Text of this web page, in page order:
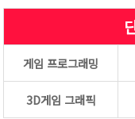
커뮤니티
강사진소개
게임클래스
이용안내
게임 프로그래밍
3D게임 그래픽